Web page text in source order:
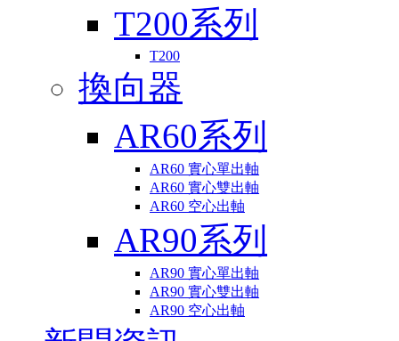
T200系列
T200
換向器
AR60系列
AR60 實心單出軸
AR60 實心雙出軸
AR60 空心出軸
AR90系列
AR90 實心單出軸
AR90 實心雙出軸
AR90 空心出軸